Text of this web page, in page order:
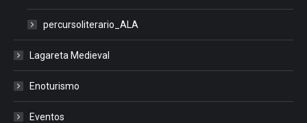
percursoliterario_ALA
Lagareta Medieval
Enoturismo
Eventos